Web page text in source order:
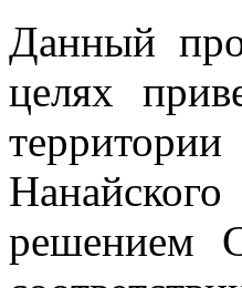
Данный
целях
решением